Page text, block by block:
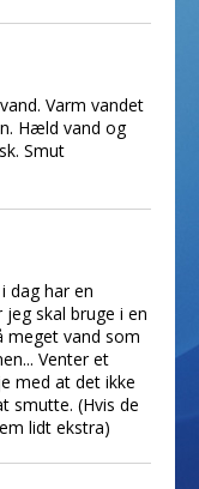
Varm vandet
Hæld vand og
Smut
dag har en
skal bruge i en
meget vand som
Venter et
med at det ikke
smutte. (Hvis de
lidt ekstra)